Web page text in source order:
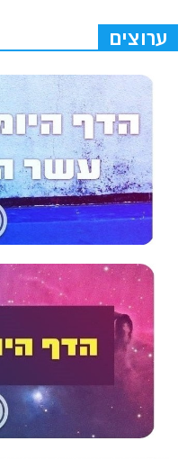
ערוצים